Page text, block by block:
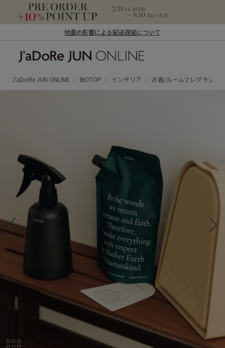
地震の影響による配送遅延について
ン オンライン）
J'aDoRe JUN ONLINE BIOTOP インテリア お香/ルームフレグランス